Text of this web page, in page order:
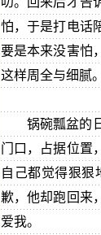
怕，于是打电话
要是本来没害怕
这样周全与细腻
锅碗瓢盆的
门口，占据位置
自己都觉得狠狠
歉，他却跑回来
爱我。